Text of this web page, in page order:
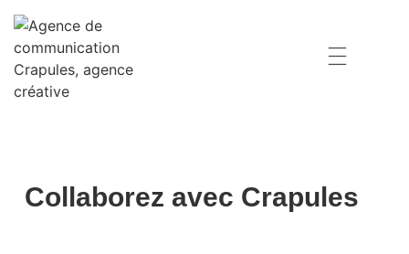
Collaborez avec Crapules